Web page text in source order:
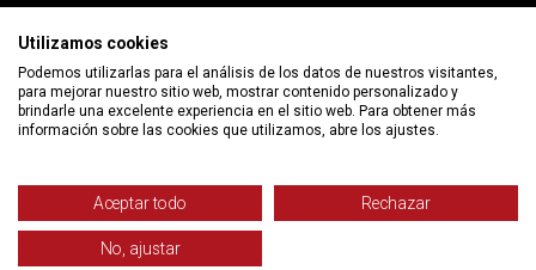
Servicios
Trabajo
Salud y pensiones
Banca, deuda y ciberfraudes
Familia
Función pública
Utilizamos cookies
Podemos utilizarlas para el análisis de los datos de nuestros visitantes,
para mejorar nuestro sitio web, mostrar contenido personalizado y
brindarle una excelente experiencia en el sitio web. Para obtener más
información sobre las cookies que utilizamos, abre los ajustes.
Aceptar todo Rechazar
No, ajustar